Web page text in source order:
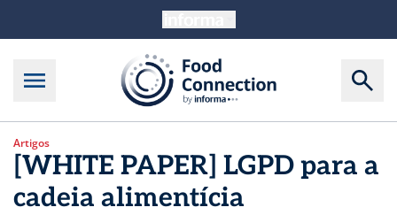
Artigos
[WHITE PAPER] LGPD para a
cadeia alimentícia